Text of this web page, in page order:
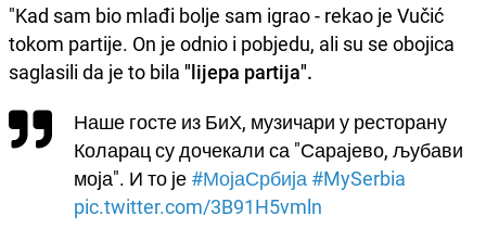
"Kad sam bio mlađi bolje sam igrao - rekao je Vučić
tokom partije. On je odnio i pobjedu, ali su se obojica
saglasili da je to bila "lijepa partija".
Наше госте из БиХ, музичари у ресторану
Коларац су дочекали са "Сарајево, љубави
моја". И то је #МојаСрбија #MySerbia
pic.twitter.com/3B91H5vmln